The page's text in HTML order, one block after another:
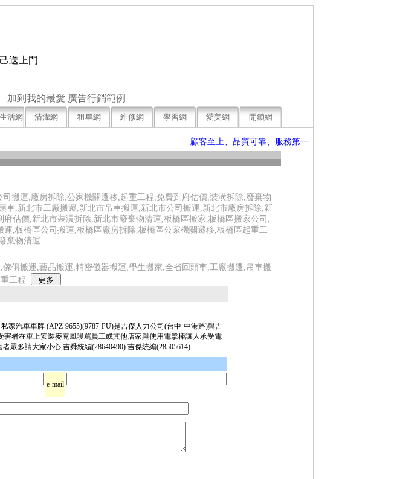
送上門
加到我的最愛 廣告行銷範例
活網 清潔網 租車網 維修網 學習網 愛美網 開鎖網
顧客至上、品質可靠、服務第一
搬運,廠房拆除,公家機關遷移,起重工程,免費到府估價,裝潢拆除,廢棄物
車,新北市工廠搬遷,新北市吊車搬運,新北市公司搬運,新北市廠房拆除,新
估價,新北市裝潢拆除,新北市廢棄物清運,板橋區搬家,板橋區搬家公司,
,板橋區公司搬運,板橋區廠房拆除,板橋區公家機關遷移,板橋區起重工
棄物清運
俱搬運,藝品搬運,精密儀器搬運,學生搬家,全省回頭車,工廠搬遷,吊車搬
工程
家汽車車牌 (APZ-9655)(9787-PU)是吉傑人力公司(台中-中港路)與吉
害者在車上安裝麥克風謾罵員工或其他店家與使用電擊棒讓人承受電
眾多請大家小心 吉舜統編(28640490) 吉傑統編(28505614)
e-mail